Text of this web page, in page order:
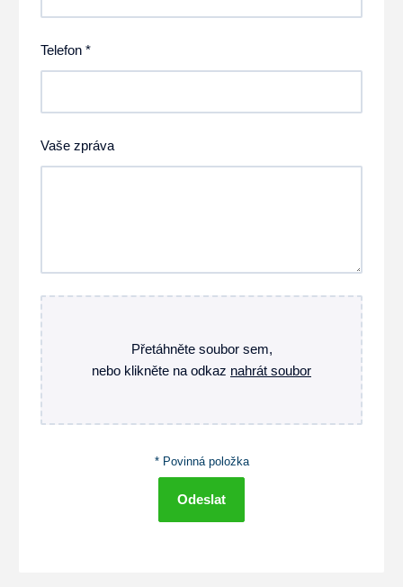
Telefon *
Vaše zpráva
Přetáhněte soubor sem,
nebo klikněte na odkaz nahrát soubor
* Povinná položka
Odeslat